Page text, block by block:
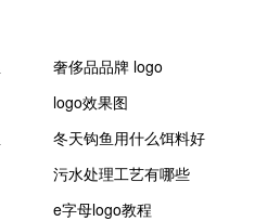
奢侈品品牌 logo
logo效果图
冬天钩鱼用什么饵料好
污水处理工艺有哪些
e字母logo教程